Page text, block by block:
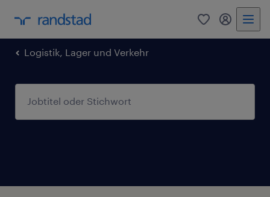
0 Mein
Logistik, Lager und Verkehr